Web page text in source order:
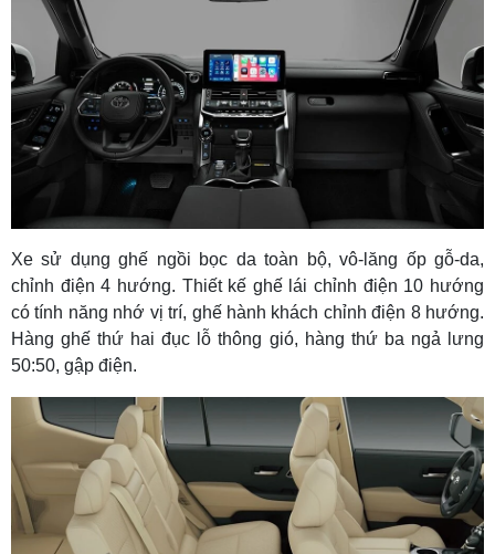
Xe sử dụng ghế ngồi bọc da toàn bộ, vô-lăng ốp gỗ-da,
chỉnh điện 4 hướng. Thiết kế ghế lái chỉnh điện 10 hướng
có tính năng nhớ vị trí, ghế hành khách chỉnh điện 8 hướng.
Hàng ghế thứ hai đục lỗ thông gió, hàng thứ ba ngả lưng
50:50, gập điện.